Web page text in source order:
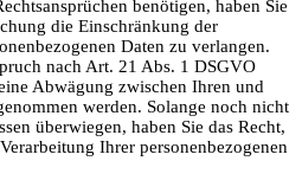
benötigen, haben Sie
die Einschränkung der
Daten zu verlangen.
nach Art. 21 Abs. 1 DSGVO
Abwägung zwischen Ihren und
werden. Solange noch nicht
überwiegen, haben Sie das Recht,
Ihrer personenbezogenen